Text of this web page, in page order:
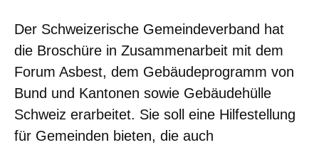
Der Schweizerische Gemeindeverband hat
die Broschüre in Zusammenarbeit mit dem
Forum Asbest, dem Gebäudeprogramm von
Bund und Kantonen sowie Gebäudehülle
Schweiz erarbeitet. Sie soll eine Hilfestellung
für Gemeinden bieten, die auch